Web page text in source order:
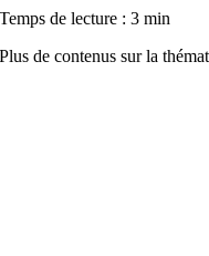
Temps de lecture : 3 min
Plus de contenus sur la